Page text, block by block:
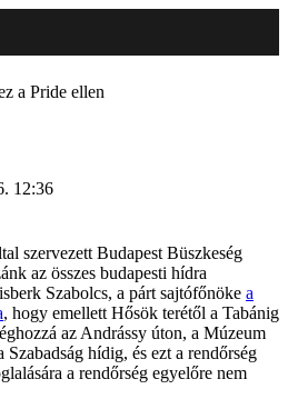
a Pride ellen
12:36
szervezett Budapest Büszkeség
az összes budapesti hídra
Szabolcs, a párt sajtófőnöke a
, hogy emellett Hősök terétől a Tabánig
az Andrássy úton, a Múzeum
hídig, és ezt a rendőrség
a rendőrség egyelőre nem